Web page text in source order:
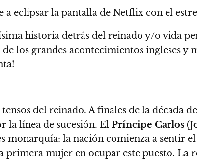
a eclipsar la pantalla de Netflix con el
historia detrás del reinado y/o vida
los grandes acontecimientos ingleses y
del reinado. A finales de la década de
la línea de sucesión. El Príncipe Carlos (
monarquía: la nación comienza a sentir
primera mujer en ocupar este puesto. La